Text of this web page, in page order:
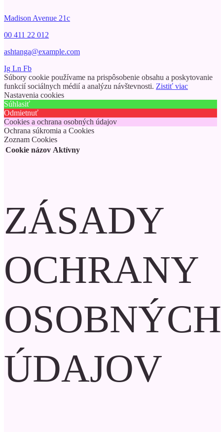
Madison Avenue 21c
00 411 22 012
ashtanga@example.com
Ig Ln Fb
Súbory cookie používame na prispôsobenie obsahu a poskytovanie
funkcií sociálnych médií a analýzu návštevnosti. Zistiť viac
Nastavenia cookies
Súhlasiť
Odmietnuť
Cookies a ochrana osobných údajov
Ochrana súkromia a Cookies
Zoznam Cookies
Cookie názov Aktívny
ZÁSADY
OCHRANY
OSOBNÝCH
ÚDAJOV